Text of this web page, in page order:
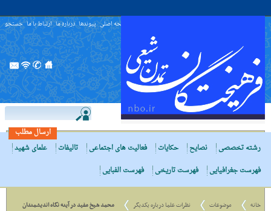
صفحه اصلی پیوندها درباره ما ارتباط با ما جستجو
ارسال مطلب
رشته تخصصی
نصایح حکایات فعالیت های اجتماعی تالیفات
علمای شهید
فهرست جغرافیایی
فهرست تاریخی فهرست الفبایی
خانه موضوعات نظرات علما درباره یکدیگر محمد شیخ مفید در آینه نگاه اندیشمندان